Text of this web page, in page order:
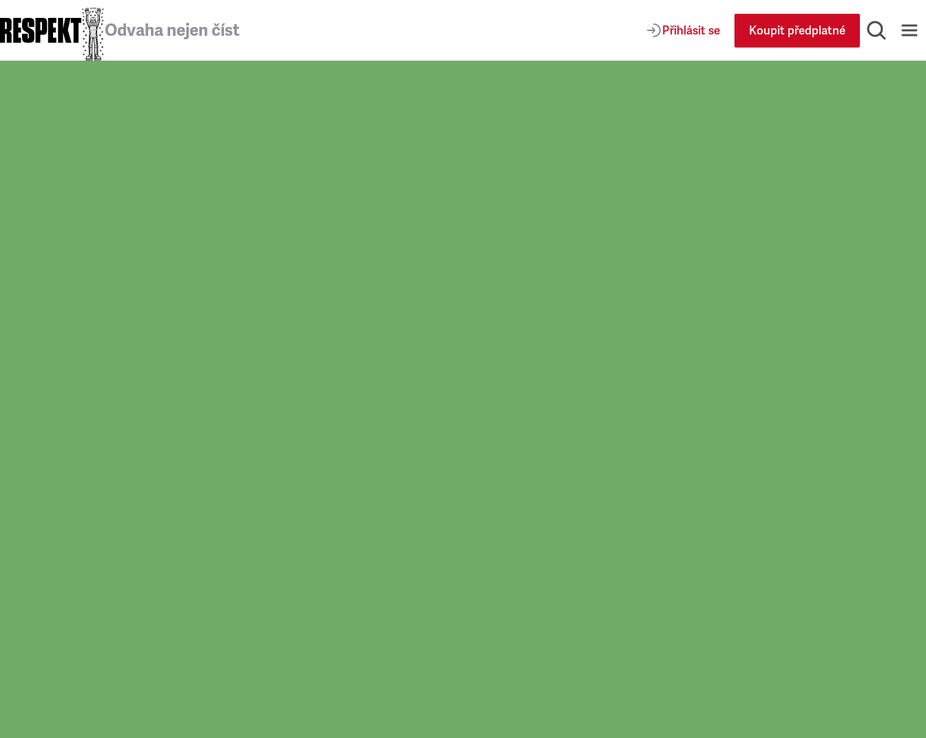
Odvaha nejen číst Přihlásit se Koupit předplatné